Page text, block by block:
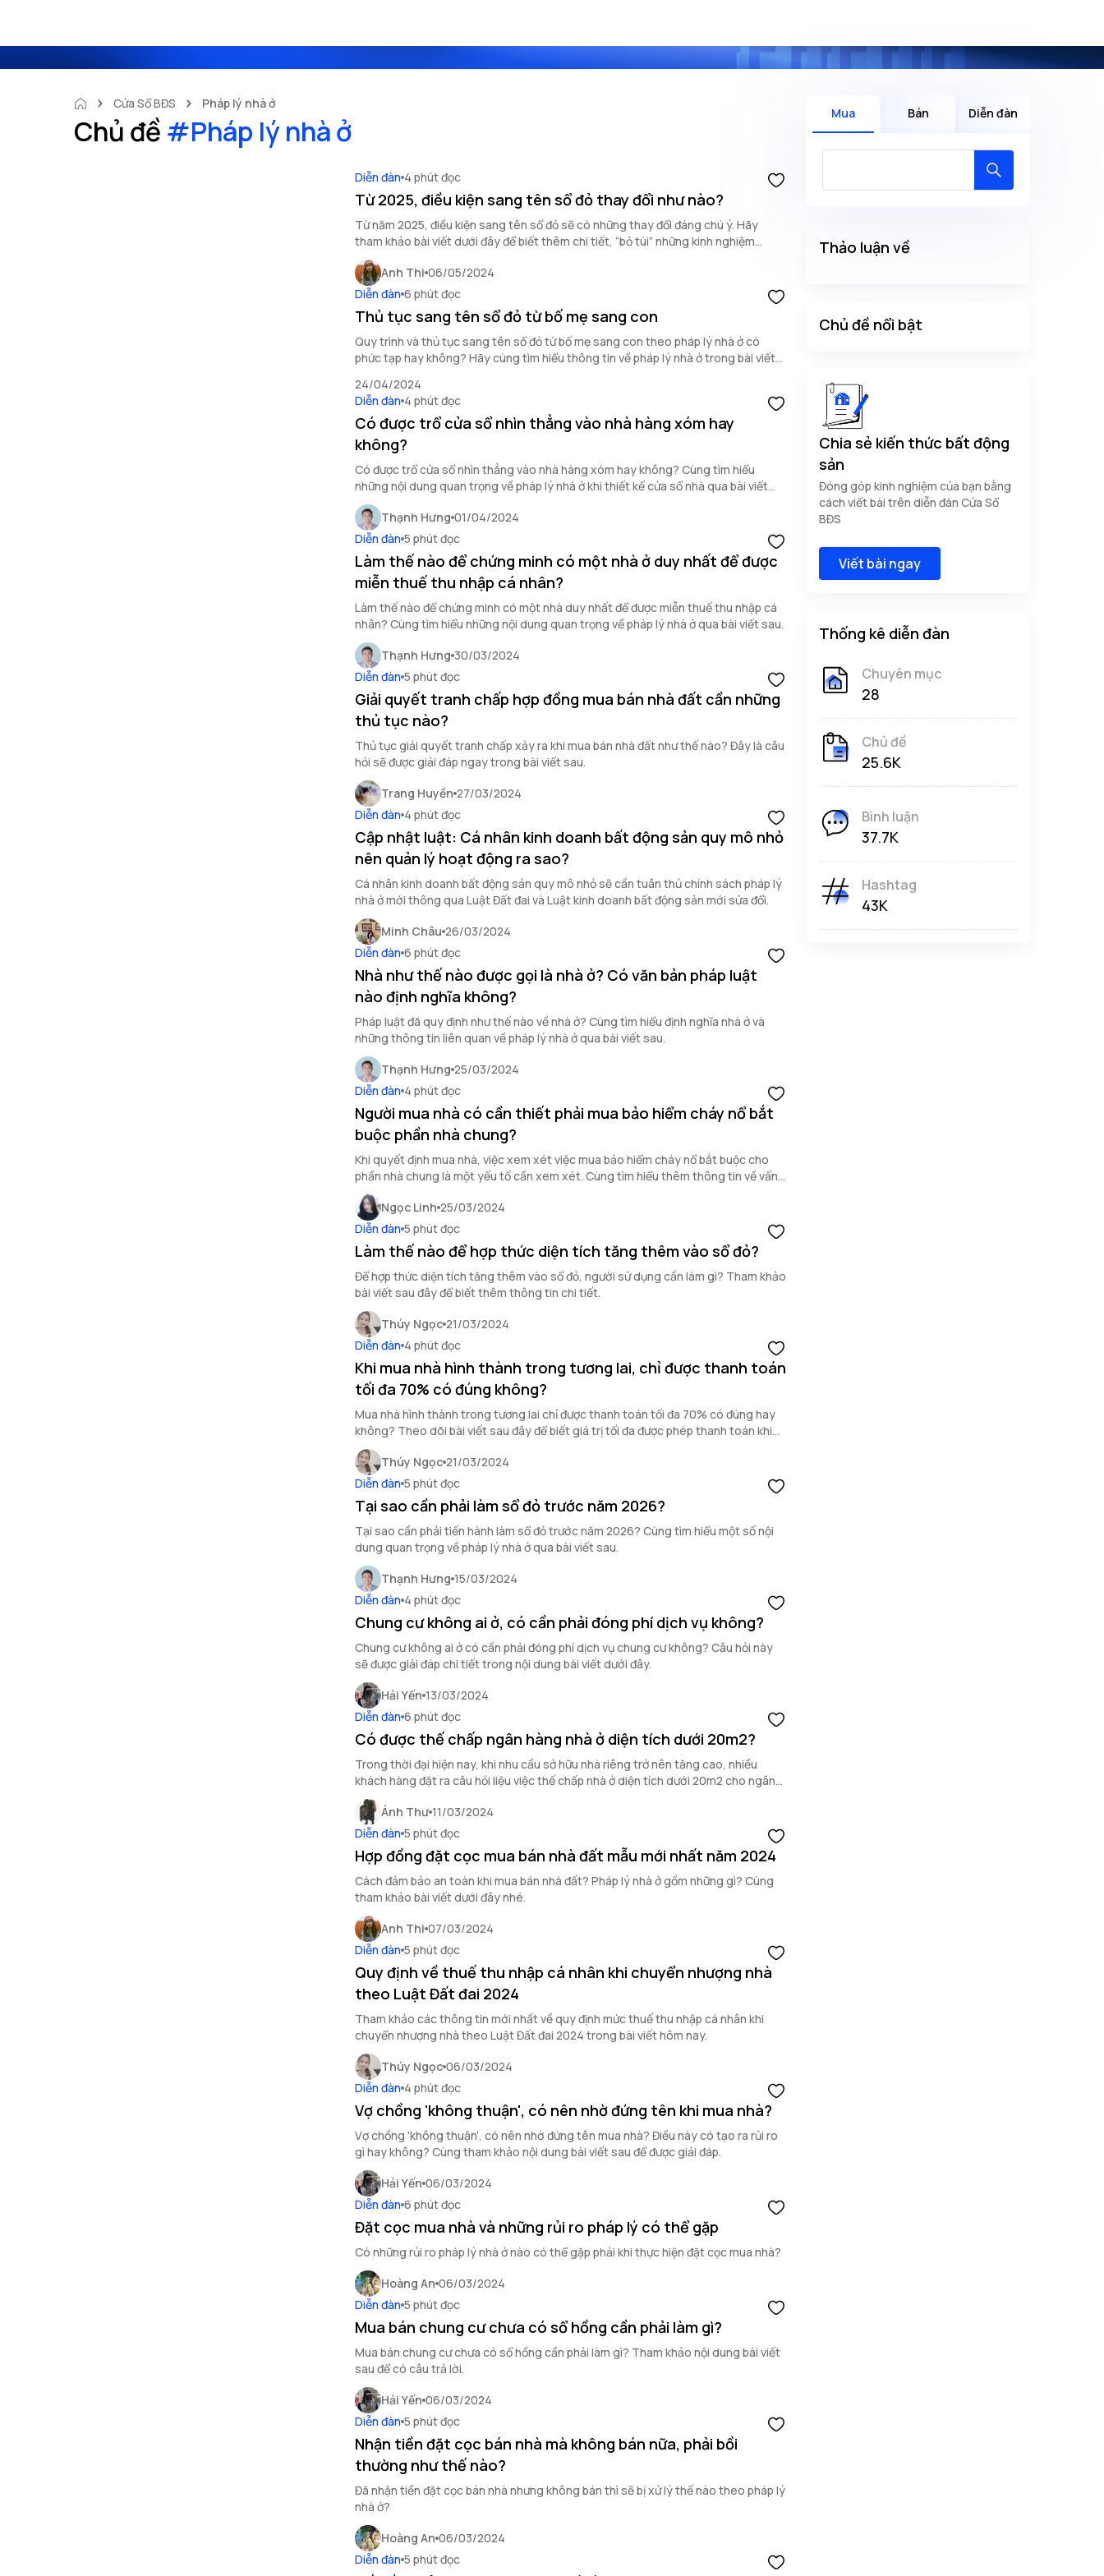
Cửa Sổ BĐS Pháp lý nhà ở
Chủ đề #Pháp lý nhà ở
Diễn đàn 4 phút đọc
Từ 2025, điều kiện sang tên sổ đỏ thay đổi như nào?
Từ năm 2025, điều kiện sang tên sổ đỏ sẽ có những thay đổi đáng chú ý. Hãy
tham khảo bài viết dưới đây để biết thêm chi tiết, “bỏ túi” những kinh nghiệm
trong mua bán bất động sản cho mình.
Anh Thi 06/05/2024
Diễn đàn 6 phút đọc
Thủ tục sang tên sổ đỏ từ bố mẹ sang con
Quy trình và thủ tục sang tên sổ đỏ từ bố mẹ sang con theo pháp lý nhà ở có
phức tạp hay không? Hãy cùng tìm hiểu thông tin về pháp lý nhà ở trong bài viết
24/04/2024
Diễn đàn 4 phút đọc
Có được trổ cửa sổ nhìn thẳng vào nhà hàng xóm hay
không?
Có được trổ cửa sổ nhìn thẳng vào nhà hàng xóm hay không? Cùng tìm hiểu
những nội dung quan trọng về pháp lý nhà ở khi thiết kế cửa sổ nhà qua bài viết
sau.
Thạnh Hưng 01/04/2024
Diễn đàn 5 phút đọc
Làm thế nào để chứng minh có một nhà ở duy nhất để được
miễn thuế thu nhập cá nhân?
Làm thế nào để chứng minh có một nhà duy nhất để được miễn thuế thu nhập cá
nhân? Cùng tìm hiểu những nội dung quan trọng về pháp lý nhà ở qua bài viết sau.
Thạnh Hưng 30/03/2024
Diễn đàn 5 phút đọc
Giải quyết tranh chấp hợp đồng mua bán nhà đất cần những
thủ tục nào?
Thủ tục giải quyết tranh chấp xảy ra khi mua bán nhà đất như thế nào? Đây là câu
hỏi sẽ được giải đáp ngay trong bài viết sau.
Trang Huyền 27/03/2024
Diễn đàn 4 phút đọc
Cập nhật luật: Cá nhân kinh doanh bất động sản quy mô nhỏ
nên quản lý hoạt động ra sao?
Cá nhân kinh doanh bất động sản quy mô nhỏ sẽ cần tuân thủ chính sách pháp lý
nhà ở mới thông qua Luật Đất đai và Luật kinh doanh bất động sản mới sửa đổi.
Minh Châu 26/03/2024
Diễn đàn 6 phút đọc
Nhà như thế nào được gọi là nhà ở? Có văn bản pháp luật
nào định nghĩa không?
Pháp luật đã quy định như thế nào về nhà ở? Cùng tìm hiểu định nghĩa nhà ở và
những thông tin liên quan về pháp lý nhà ở qua bài viết sau.
Thạnh Hưng 25/03/2024
Diễn đàn 4 phút đọc
Người mua nhà có cần thiết phải mua bảo hiểm cháy nổ bắt
buộc phần nhà chung?
Khi quyết định mua nhà, việc xem xét việc mua bảo hiểm cháy nổ bắt buộc cho
phần nhà chung là một yếu tố cần xem xét. Cùng tìm hiểu thêm thông tin về vấn
đề pháp lý nhà ở này ngay sau đây.
Ngọc Linh 25/03/2024
Diễn đàn 5 phút đọc
Làm thế nào để hợp thức diện tích tăng thêm vào sổ đỏ?
Để hợp thức diện tích tăng thêm vào sổ đỏ, người sử dụng cần làm gì? Tham khảo
bài viết sau đây để biết thêm thông tin chi tiết.
Thúy Ngọc 21/03/2024
Diễn đàn 4 phút đọc
Khi mua nhà hình thành trong tương lai, chỉ được thanh toán
tối đa 70% có đúng không?
Mua nhà hình thành trong tương lai chỉ được thanh toán tối đa 70% có đúng hay
không? Theo dõi bài viết sau đây để biết giá trị tối đa được phép thanh toán khi
mua nhà hình thành trong tương lai.
Thúy Ngọc 21/03/2024
Diễn đàn 5 phút đọc
Tại sao cần phải làm sổ đỏ trước năm 2026?
Tại sao cần phải tiến hành làm sổ đỏ trước năm 2026? Cùng tìm hiểu một số nội
dung quan trọng về pháp lý nhà ở qua bài viết sau.
Thạnh Hưng 15/03/2024
Diễn đàn 4 phút đọc
Chung cư không ai ở, có cần phải đóng phí dịch vụ không?
Chung cư không ai ở có cần phải đóng phí dịch vụ chung cư không? Câu hỏi này
sẽ được giải đáp chi tiết trong nội dung bài viết dưới đây.
Hải Yến 13/03/2024
Diễn đàn 6 phút đọc
Có được thế chấp ngân hàng nhà ở diện tích dưới 20m2?
Trong thời đại hiện nay, khi nhu cầu sở hữu nhà riêng trở nên tăng cao, nhiều
khách hàng đặt ra câu hỏi liệu việc thế chấp nhà ở diện tích dưới 20m2 cho ngân
hàng có còn khả thi?
Ánh Thư 11/03/2024
Diễn đàn 5 phút đọc
Hợp đồng đặt cọc mua bán nhà đất mẫu mới nhất năm 2024
Cách đảm bảo an toàn khi mua bán nhà đất? Pháp lý nhà ở gồm những gì? Cùng
tham khảo bài viết dưới đây nhé.
Anh Thi 07/03/2024
Diễn đàn 5 phút đọc
Quy định về thuế thu nhập cá nhân khi chuyển nhượng nhà
theo Luật Đất đai 2024
Tham khảo các thông tin mới nhất về quy định mức thuế thu nhập cá nhân khi
chuyển nhượng nhà theo Luật Đất đai 2024 trong bài viết hôm nay.
Thúy Ngọc 06/03/2024
Diễn đàn 4 phút đọc
Vợ chồng 'không thuận', có nên nhờ đứng tên khi mua nhà?
Vợ chồng 'không thuận', có nên nhờ đứng tên mua nhà? Điều này có tạo ra rủi ro
gì hay không? Cùng tham khảo nội dung bài viết sau để được giải đáp.
Hải Yến 06/03/2024
Diễn đàn 6 phút đọc
Đặt cọc mua nhà và những rủi ro pháp lý có thể gặp
Có những rủi ro pháp lý nhà ở nào có thể gặp phải khi thực hiện đặt cọc mua nhà?
Hoàng An 06/03/2024
Diễn đàn 5 phút đọc
Mua bán chung cư chưa có sổ hồng cần phải làm gì?
Mua bán chung cư chưa có sổ hồng cần phải làm gì? Tham khảo nội dung bài viết
sau để có câu trả lời.
Hải Yến 06/03/2024
Diễn đàn 5 phút đọc
Nhận tiền đặt cọc bán nhà mà không bán nữa, phải bồi
thường như thế nào?
Đã nhận tiền đặt cọc bán nhà nhưng không bán thì sẽ bị xử lý thế nào theo pháp lý
nhà ở?
Hoàng An 06/03/2024
Diễn đàn 5 phút đọc
Mua Bán Diễn đàn
Thảo luận về
Chủ đề nổi bật
Chia sẻ kiến thức bất động
sản
Đóng góp kinh nghiệm của bạn bằng
cách viết bài trên diễn đàn Cửa Sổ
BĐS
Viết bài ngay
Thống kê diễn đàn
Chuyên mục
28
Chủ đề
25.6K
Bình luận
37.7K
Hashtag
43K